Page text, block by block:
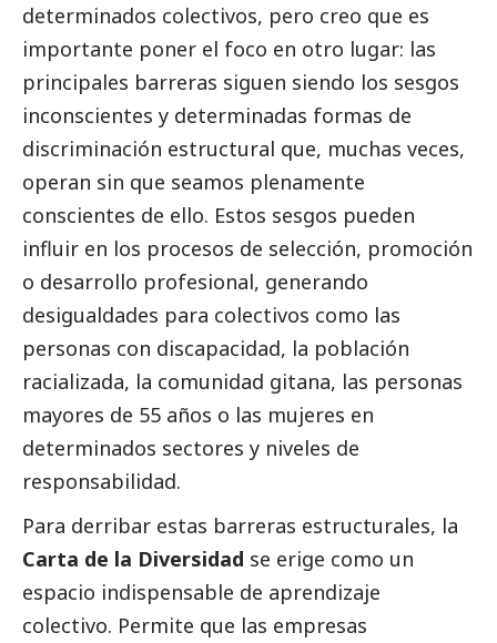
determinados colectivos, pero creo que es
importante poner el foco en otro lugar: las
principales barreras siguen siendo los sesgos
inconscientes y determinadas formas de
discriminación estructural que, muchas veces,
operan sin que seamos plenamente
conscientes de ello. Estos sesgos pueden
influir en los procesos de selección, promoción
o desarrollo profesional, generando
desigualdades para colectivos como las
personas con discapacidad, la población
racializada, la comunidad gitana, las personas
mayores de 55 años o las mujeres en
determinados sectores y niveles de
responsabilidad.
Para derribar estas barreras estructurales, la
Carta de la Diversidad se erige como un
espacio indispensable de aprendizaje
colectivo. Permite que las empresas